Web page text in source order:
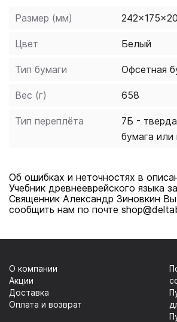
Отличительной чертой книги
оригинальные тексты Ветхого
издание выходит под редакцией
СПбГУ К. А. Битнера. По сравнению
переработан и исправлен.
Размер (мм) 242x175x20
Цвет Белый
Тип бумаги Офсетная
Вес (г) 658
Тип переплёта
7Б -
бумага или
Об ошибках и неточностях в
Учебник древнееврейского языка
Священник Александр Зиновкин
сообщить нам по почте
О компании
Акции
Доставка
Оплата и возврат